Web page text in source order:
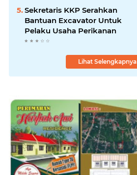
Padang
Sekretaris KKP Serahkan
Bantuan Excavator Untuk
Pelaku Usaha Perikanan
Lihat Selengkapnya